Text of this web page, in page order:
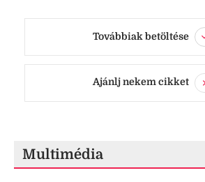
Továbbiak betöltése
Ajánlj nekem cikket
Multimédia